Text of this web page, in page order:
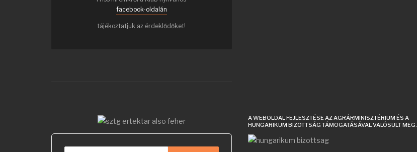
facebook-oldalán
tájékoztatjuk az érdeklődőket!
A WEBOLDAL FEJLESZTÉSE AZ AGRÁRMINISZTÉRIUM ÉS A
HUNGARIKUM BIZOTTSÁG TÁMOGATÁSÁVAL VALÓSULT MEG.